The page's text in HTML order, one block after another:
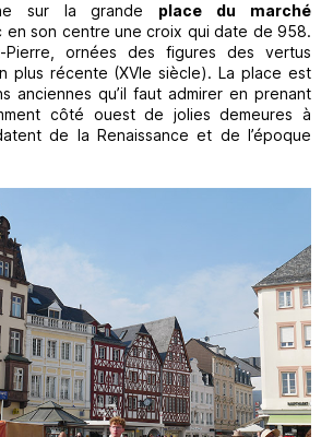
sur la grande place du marché
en son centre une croix qui date de 958.
Pierre, ornées des figures des vertus
plus récente (XVIe siècle). La place est
anciennes qu’il faut admirer en prenant
côté ouest de jolies demeures à
de la Renaissance et de l’époque